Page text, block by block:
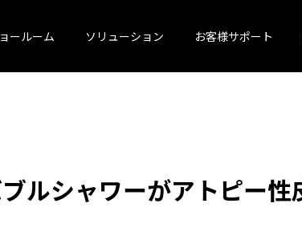
ールーム ソリューション お客様サポート
ルシャワーがアトピー